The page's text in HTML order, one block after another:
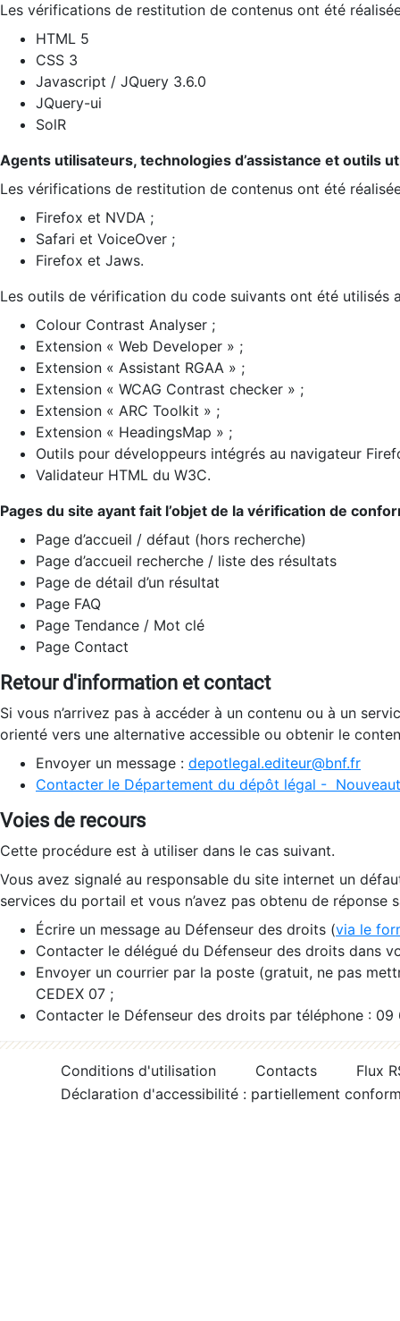
Les vérifications de restitution de contenus ont été
HTML 5
CSS 3
Javascript / JQuery 3.6.0
JQuery-ui
SolR
Agents utilisateurs, technologies d’assistance et outils
Les vérifications de restitution de contenus ont été
Firefox et NVDA ;
Safari et VoiceOver ;
Firefox et Jaws.
Les outils de vérification du code suivants ont été utilisés
Colour Contrast Analyser ;
Extension « Web Developer » ;
Extension « Assistant RGAA » ;
Extension « WCAG Contrast checker » ;
Extension « ARC Toolkit » ;
Extension « HeadingsMap » ;
Outils pour développeurs intégrés au navigateur
Validateur HTML du W3C.
Pages du site ayant fait l’objet de la vérification de
Page d’accueil / défaut (hors recherche)
Page d’accueil recherche / liste des résultats
Page de détail d’un résultat
Page FAQ
Page Tendance / Mot clé
Page Contact
Retour d'information et contact
Si vous n’arrivez pas à accéder à un contenu ou à un
orienté vers une alternative accessible ou obtenir le
Envoyer un message : depotlegal.editeur@bnf.fr
Contacter le Département du dépôt légal -
Voies de recours
Cette procédure est à utiliser dans le cas suivant.
Vous avez signalé au responsable du site internet un
services du portail et vous n’avez pas obtenu de réponse
Écrire un message au Défenseur des droits (via le
Contacter le délégué du Défenseur des droits dans
Envoyer un courrier par la poste (gratuit, ne pas
CEDEX 07 ;
Contacter le Défenseur des droits par téléphone :
Conditions d'utilisation Contacts
Flux
Déclaration d'accessibilité : partiellement